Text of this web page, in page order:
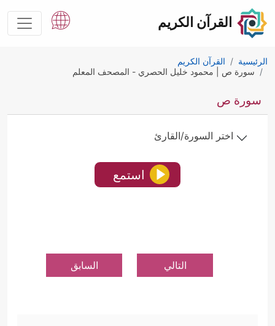
القرآن الكريم
الرئيسية
القرآن الكريم
سورة ص | محمود خليل الحصري - المصحف المعلم
سورة ص
اختر السورة/القارئ
استمع
التالي السابق